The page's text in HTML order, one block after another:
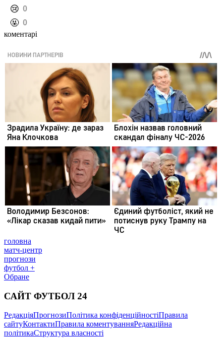
️😢 0
️🤬 0
коментарі
головна
матч-центр
прогнози
футбол +
Обране
САЙТ ФУТБОЛ 24
РедакціяПрогнозиПолітика конфіденційностіПравила
сайтуКонтактиПравила коментуванняРедакційна
політикаСтруктура власності